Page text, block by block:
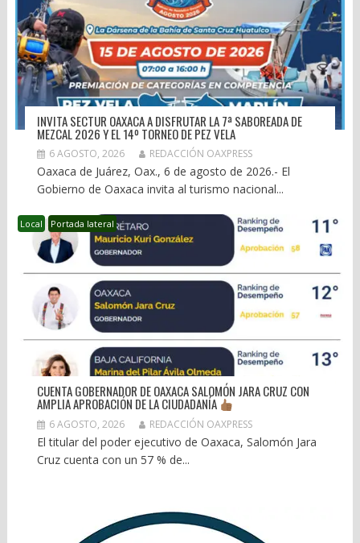
INVITA SECTUR OAXACA A DISFRUTAR LA 7ª SABOREADA DE
MEZCAL 2026 Y EL 14º TORNEO DE PEZ VELA
6 AGOSTO, 2026 REDACCIÓN OAXPRESS
Oaxaca de Juárez, Oax., 6 de agosto de 2026.- El
Gobierno de Oaxaca invita al turismo nacional...
Local Portada lateral
CUENTA GOBERNADOR DE OAXACA SALOMÓN JARA CRUZ CON
AMPLIA APROBACIÓN DE LA CIUDADANÍA
6 AGOSTO, 2026 REDACCIÓN OAXPRESS
El titular del poder ejecutivo de Oaxaca, Salomón Jara
Cruz cuenta con un 57 % de...